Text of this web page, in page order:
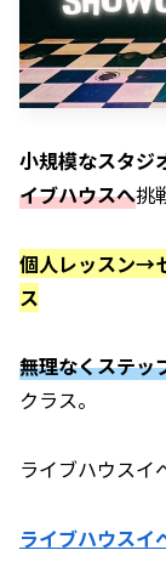
小規模なスタ
イブハウスへ挑
個人レッスン→
ス
無理なくステッ
クラス。
ライブハウスイ
ライブハウスイ